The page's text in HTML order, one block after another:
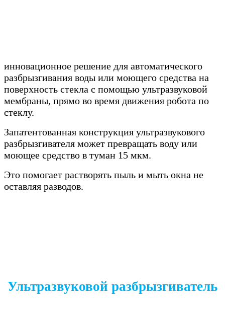
инновационное решение для автоматического
разбрызгивания воды или моющего средства на
поверхность стекла с помощью ультразвуковой
мембраны, прямо во время движения робота по
стеклу.
Запатентованная конструкция ультразвукового
разбрызгивателя может превращать воду или
моющее средство в туман 15 мкм.
Это помогает растворять пыль и мыть окна не
оставляя разводов.
Ультразвуковой разбрызгиватель